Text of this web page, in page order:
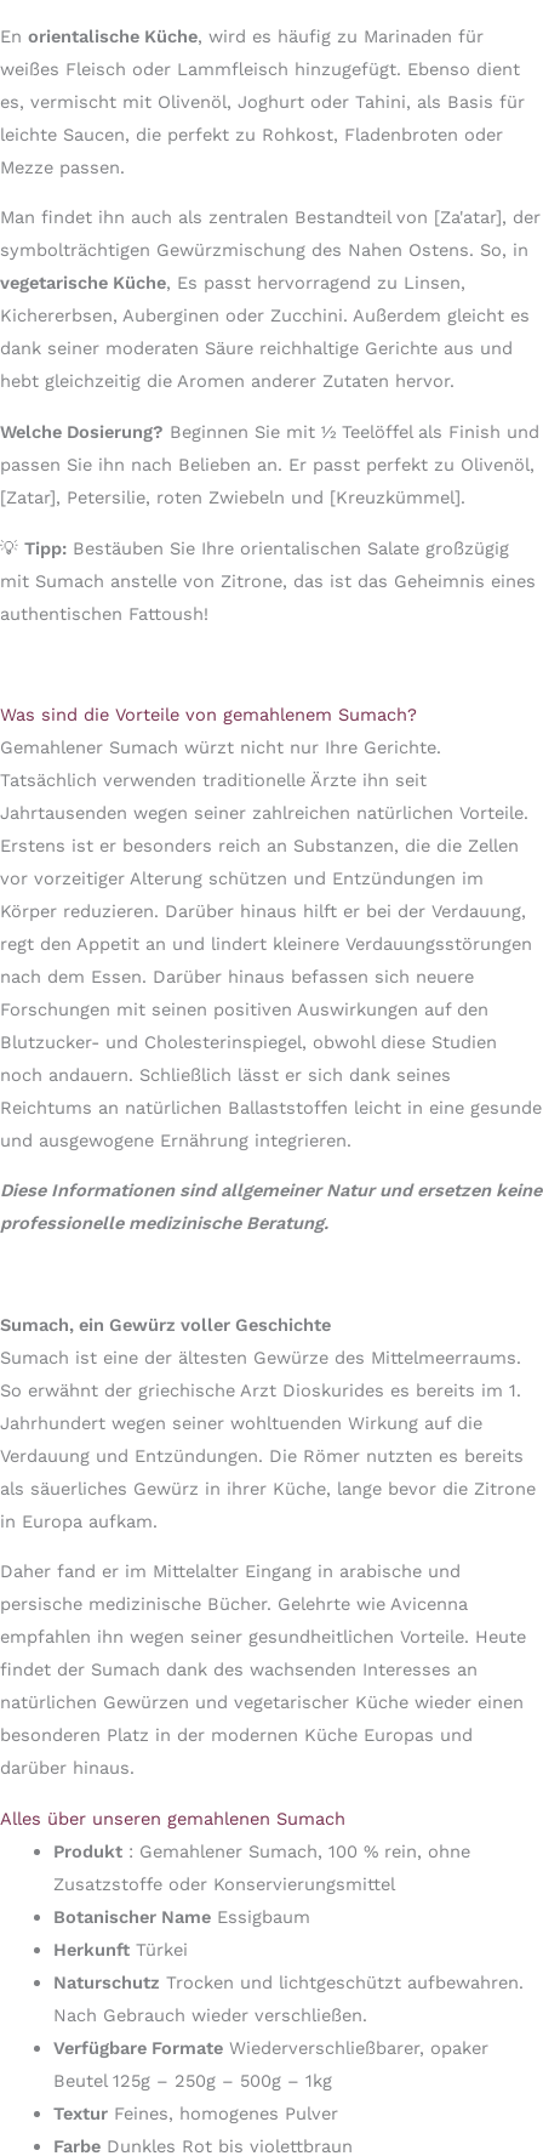
En orientalische Küche, wird es häufig zu Marinaden für
weißes Fleisch oder Lammfleisch hinzugefügt. Ebenso dient
es, vermischt mit Olivenöl, Joghurt oder Tahini, als Basis für
leichte Saucen, die perfekt zu Rohkost, Fladenbroten oder
Mezze passen.
Man findet ihn auch als zentralen Bestandteil von [Za'atar], der
symbolträchtigen Gewürzmischung des Nahen Ostens. So, in
vegetarische Küche, Es passt hervorragend zu Linsen,
Kichererbsen, Auberginen oder Zucchini. Außerdem gleicht es
dank seiner moderaten Säure reichhaltige Gerichte aus und
hebt gleichzeitig die Aromen anderer Zutaten hervor.
Welche Dosierung? Beginnen Sie mit ½ Teelöffel als Finish und
passen Sie ihn nach Belieben an. Er passt perfekt zu Olivenöl,
[Zatar], Petersilie, roten Zwiebeln und [Kreuzkümmel].
💡 Tipp: Bestäuben Sie Ihre orientalischen Salate großzügig
mit Sumach anstelle von Zitrone, das ist das Geheimnis eines
authentischen Fattoush!
Was sind die Vorteile von gemahlenem Sumach?
Gemahlener Sumach würzt nicht nur Ihre Gerichte.
Tatsächlich verwenden traditionelle Ärzte ihn seit
Jahrtausenden wegen seiner zahlreichen natürlichen Vorteile.
Erstens ist er besonders reich an Substanzen, die die Zellen
vor vorzeitiger Alterung schützen und Entzündungen im
Körper reduzieren. Darüber hinaus hilft er bei der Verdauung,
regt den Appetit an und lindert kleinere Verdauungsstörungen
nach dem Essen. Darüber hinaus befassen sich neuere
Forschungen mit seinen positiven Auswirkungen auf den
Blutzucker- und Cholesterinspiegel, obwohl diese Studien
noch andauern. Schließlich lässt er sich dank seines
Reichtums an natürlichen Ballaststoffen leicht in eine gesunde
und ausgewogene Ernährung integrieren.
Diese Informationen sind allgemeiner Natur und ersetzen keine
professionelle medizinische Beratung.
Sumach, ein Gewürz voller Geschichte
Sumach ist eine der ältesten Gewürze des Mittelmeerraums.
So erwähnt der griechische Arzt Dioskurides es bereits im 1.
Jahrhundert wegen seiner wohltuenden Wirkung auf die
Verdauung und Entzündungen. Die Römer nutzten es bereits
als säuerliches Gewürz in ihrer Küche, lange bevor die Zitrone
in Europa aufkam.
Daher fand er im Mittelalter Eingang in arabische und
persische medizinische Bücher. Gelehrte wie Avicenna
empfahlen ihn wegen seiner gesundheitlichen Vorteile. Heute
findet der Sumach dank des wachsenden Interesses an
natürlichen Gewürzen und vegetarischer Küche wieder einen
besonderen Platz in der modernen Küche Europas und
darüber hinaus.
Alles über unseren gemahlenen Sumach
Produkt: Gemahlener Sumach, 100 % rein, ohne
Zusatzstoffe oder Konservierungsmittel
Botanischer NameEssigbaum
HerkunftTürkei
Naturschutz Trocken und lichtgeschützt aufbewahren.
Nach Gebrauch wieder verschließen.
Verfügbare FormateWiederverschließbarer, opaker
Beutel 125g – 250g – 500g – 1kg
TexturFeines, homogenes Pulver
FarbeDunkles Rot bis violettbraun